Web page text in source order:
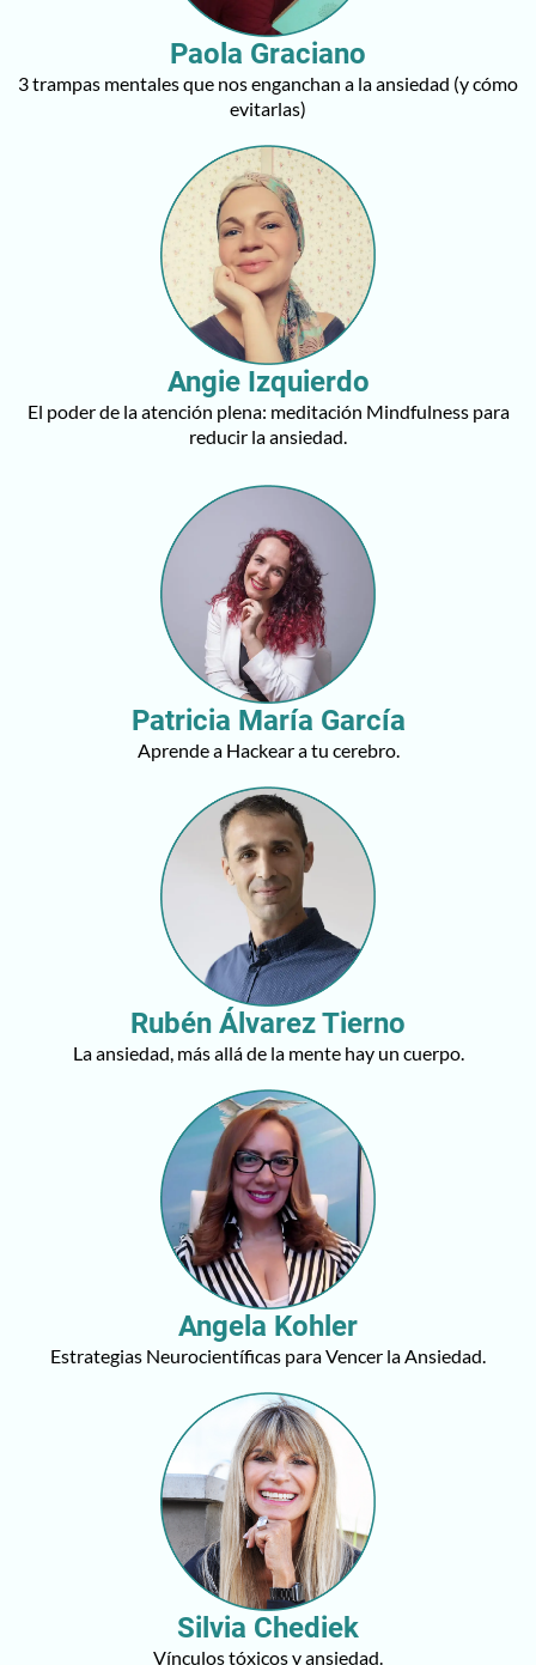
Paola Graciano
3 trampas mentales que nos enganchan a la ansiedad (y cómo
evitarlas)
Angie Izquierdo
El poder de la atención plena: meditación Mindfulness para
reducir la ansiedad.
Patricia María García
Aprende a Hackear a tu cerebro.
Rubén Álvarez Tierno
La ansiedad, más allá de la mente hay un cuerpo.
Angela Kohler
Estrategias Neurocientíficas para Vencer la Ansiedad.
Silvia Chediek
Vínculos tóxicos y ansiedad.